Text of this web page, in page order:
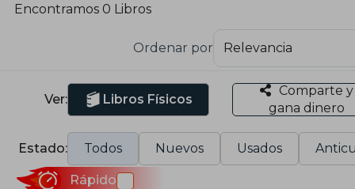
Encontramos 0 Libros
Ordenar por
Ver: Libros Físicos
Comparte y
gana dinero
Estado: Todos Nuevos Usados
Rápido